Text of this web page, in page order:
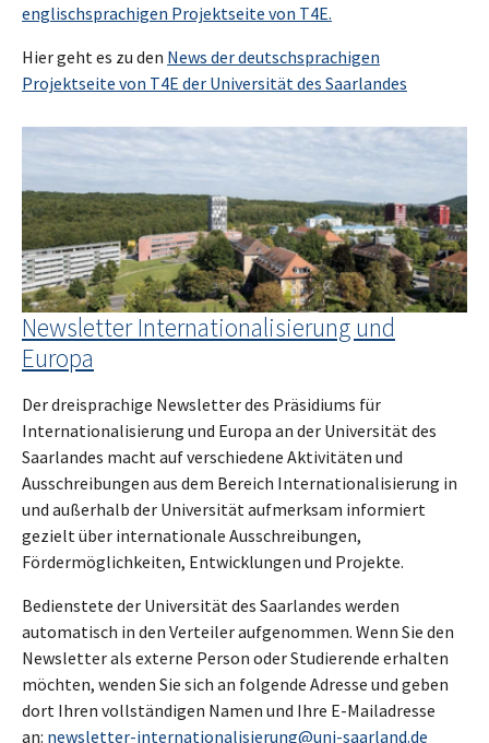
englischsprachigen Projektseite von T4E.
Hier geht es zu den News der deutschsprachigen
Projektseite von T4E der Universität des Saarlandes
Newsletter Internationalisierung und
Europa
Der dreisprachige Newsletter des Präsidiums für
Internationalisierung und Europa an der Universität des
Saarlandes macht auf verschiedene Aktivitäten und
Ausschreibungen aus dem Bereich Internationalisierung in
und außerhalb der Universität aufmerksam informiert
gezielt über internationale Ausschreibungen,
Fördermöglichkeiten, Entwicklungen und Projekte.
Bedienstete der Universität des Saarlandes werden
automatisch in den Verteiler aufgenommen. Wenn Sie den
Newsletter als externe Person oder Studierende erhalten
möchten, wenden Sie sich an folgende Adresse und geben
dort Ihren vollständigen Namen und Ihre E-Mailadresse
an: newsletter-internationalisierung@uni-saarland.de